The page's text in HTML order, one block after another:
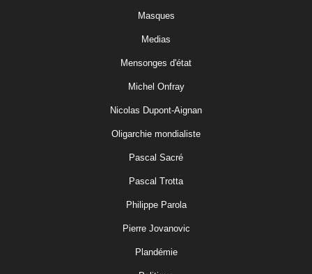
Masques
Medias
Mensonges d'état
Michel Onfray
Nicolas Dupont-Aignan
Oligarchie mondialiste
Pascal Sacré
Pascal Trotta
Philippe Parola
Pierre Jovanovic
Plandémie